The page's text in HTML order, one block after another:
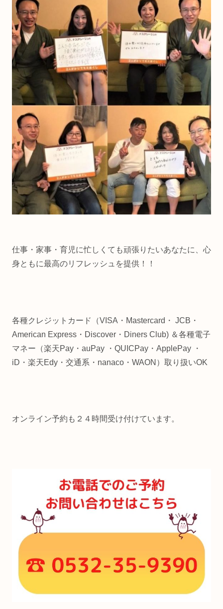
仕事・家事・育児に忙しくても頑張りたいあなたに、心
身ともに最高のリフレッシュを提供！！
各種クレジットカード（VISA・Mastercard・ JCB・
American Express・Discover・Diners Club) ＆各種電子
マネー（楽天Pay・auPay ・QUICPay・ApplePay ・
iD・楽天Edy・交通系・nanaco・WAON）取り扱いOK
オンライン予約も２４時間受け付けています。